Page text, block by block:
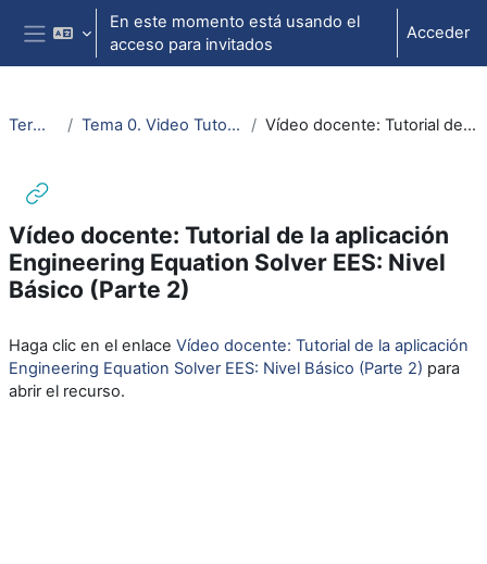
Salta al contenido principal
Panel lateral
En este momento está usando el
acceso para invitados
Acceder
Termo. e ing. Térmica Tema 0. Video Tutorial de la aplicación Engineering Equation Solver (EES) Vídeo docente: Tutorial de la aplicación Engineering Equation Solver EES: Nivel Básico (Parte 2)
Vídeo docente: Tutorial de la aplicación
Engineering Equation Solver EES: Nivel
Básico (Parte 2)
Haga clic en el enlace Vídeo docente: Tutorial de la aplicación
Engineering Equation Solver EES: Nivel Básico (Parte 2) para
abrir el recurso.